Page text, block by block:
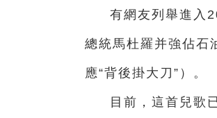
有網友列舉進入
總統馬杜羅并強佔石
應“背後掛大刀”）。
目前，這首兒歌